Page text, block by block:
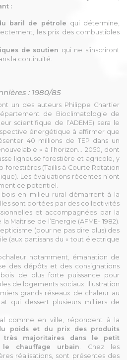
:
baril de pétrole qui détermine,
les prix des combustibles
de soutien qui ne s’inscriront
la continuité.
: 1980/85
un des auteurs Philippe Chartier
de Bioclimatologie de
scientifique de l’ADEME) sera le
énergétique à affirmer que
40 millions de TEP dans un
» à l’horizon… 2050, dont
ligneuse forestière et agricole, y
forestières (Taillis à Courte Rotation
Les évaluations récentes n’ont
ce potentiel.
en milieu rural démarrent à la
sont portées par des collectivités
et accompagnées par la
Maîtrise de l’Energie (AFME- 1982).
(pour ne pas dire plus) des
(aux partisans du « tout électrique
notamment, émanation de
des dépôts et des consignations
de plus forte puissance pour
de logements sociaux. Illustration
grands réseaux de chaleur au
qui dessert plusieurs milliers de
comme en ville, répondent à la
poids et du prix des produits
très majoritaires dans le petit
chauffage urbain . Chez les
réalisations, sont présentes des